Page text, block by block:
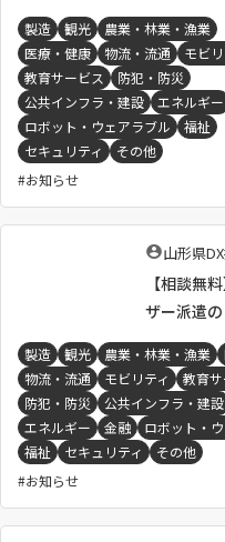
製造 観光
農業・林業・漁業
医療・健康
物流・流通
モビ
教育サービス
防犯・防災
公共インフラ・建設
エネルギー
ロボット・ウェアラブル
福祉
セキュリティ
その他
お知らせ
執
者
：
山形県
【相談無
ザー派遣
製造 観光 農業・林業・漁業
物流・流通
モビリティ
教育
防犯・防災
公共インフラ・建設
エネルギー
金融
ロボット・
福祉
セキュリティ
その他
お知らせ